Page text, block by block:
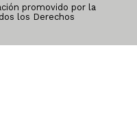
promovido por la
los Derechos